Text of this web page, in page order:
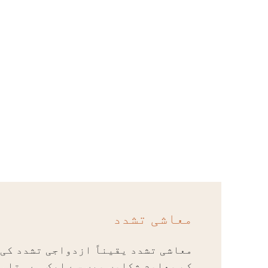
معاشی تشدد
معاشی تشدد یقیناً ازدواجی تشدد